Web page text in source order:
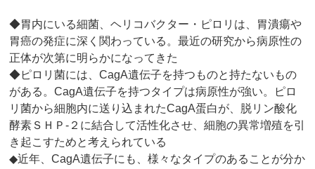
◆胃内にいる細菌、ヘリコバクター・ピロリは、胃潰瘍や
胃癌の発症に深く関わっている。最近の研究から病原性の
正体が次第に明らかになってきた
◆ピロリ菌には、CagA遺伝子を持つものと持たないもの
がある。CagA遺伝子を持つタイプは病原性が強い。ピロ
リ菌から細胞内に送り込まれたCagA蛋白が、脱リン酸化
酵素ＳＨＰ‐２に結合して活性化させ、細胞の異常増殖を引
き起こすためと考えられている
◆近年、CagA遺伝子にも、様々なタイプのあることが分か